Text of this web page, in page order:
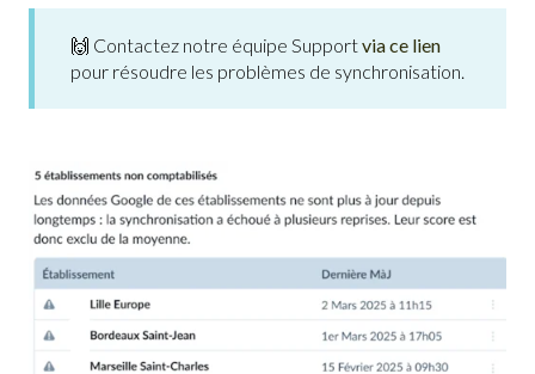
🙌 Contactez notre équipe Supportvia ce lien
pour résoudre les problèmes de synchronisation.